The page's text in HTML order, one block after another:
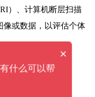
）、计算机断层扫描
像或数据，以评估个体
具有以下优势：
×
什么可以帮